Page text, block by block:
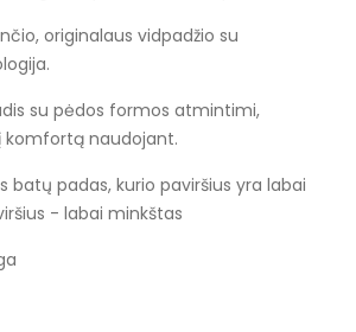
originalaus vidpadžio su
su pėdos formos atmintimi,
komfortą naudojant.
batų padas, kurio paviršius yra labai
- labai minkštas